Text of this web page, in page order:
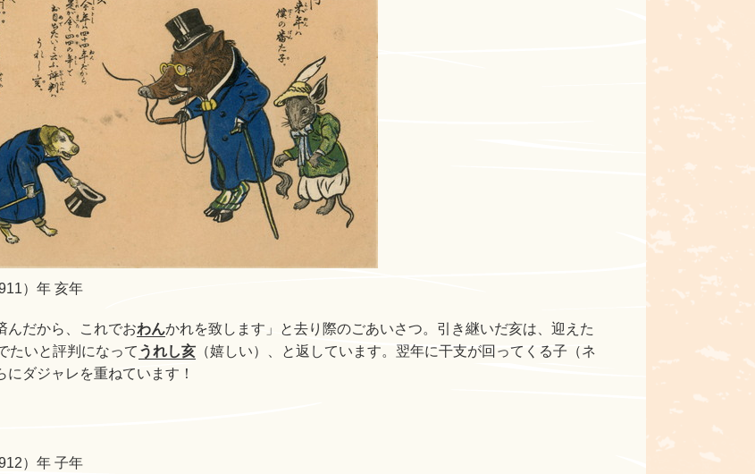
）年 亥年
んだから、これでおわんかれを致します」と去り際のごあいさつ。引き継いだ亥は、迎えた
たいと評判になって うれし亥 （嬉しい）、と返しています。翌年に干支が回ってくる子（ネ
にダジャレを重ねています！
）年 子年